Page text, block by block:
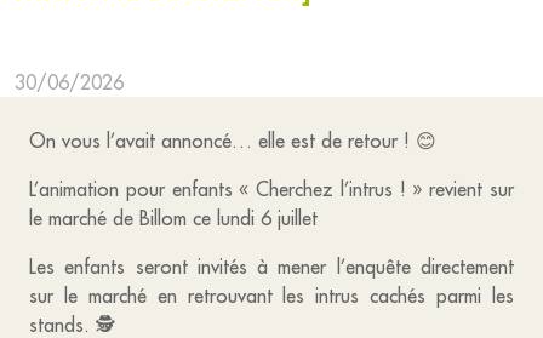
30/06/2026
On vous l’avait annoncé… elle est de retour ! 😊
L’animation pour enfants « Cherchez l’intrus ! » revient sur
le marché de Billom ce lundi 6 juillet
Les enfants seront invités à mener l’enquête directement
sur le marché en retrouvant les intrus cachés parmi les
stands. 🕵️